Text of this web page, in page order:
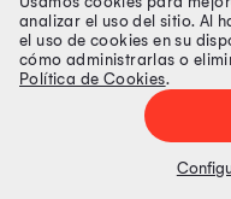
Tienda
Tiendas Peruanas S.A.
Precios disponibles solo en
analizar el uso del sitio. Al
el uso de cookies en su
cómo administrarlas o
Política de Cookies.